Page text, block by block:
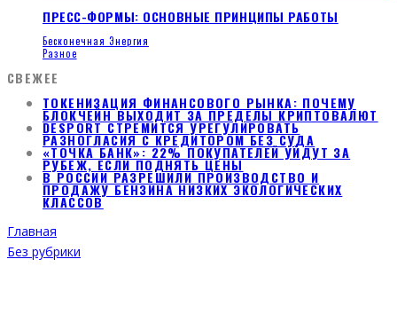
ПРЕСС-ФОРМЫ: ОСНОВНЫЕ ПРИНЦИПЫ РАБОТЫ
Бесконечная Энергия
Разное
СВЕЖЕЕ
ТОКЕНИЗАЦИЯ ФИНАНСОВОГО РЫНКА: ПОЧЕМУ
БЛОКЧЕЙН ВЫХОДИТ ЗА ПРЕДЕЛЫ КРИПТОВАЛЮТ
DESPORT СТРЕМИТСЯ УРЕГУЛИРОВАТЬ
РАЗНОГЛАСИЯ С КРЕДИТОРОМ БЕЗ СУДА
«ТОЧКА БАНК»: 22% ПОКУПАТЕЛЕЙ УЙДУТ ЗА
РУБЕЖ, ЕСЛИ ПОДНЯТЬ ЦЕНЫ
В РОССИИ РАЗРЕШИЛИ ПРОИЗВОДСТВО И
ПРОДАЖУ БЕНЗИНА НИЗКИХ ЭКОЛОГИЧЕСКИХ
КЛАССОВ
Главная
Без рубрики